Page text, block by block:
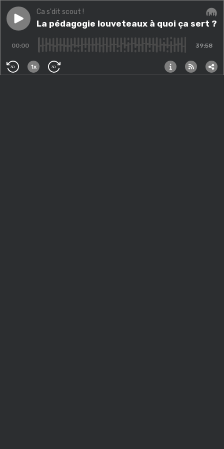
Play episodeLa pédagogie louveteaux à quoi ça sert ?
Ca s'dit scout !
La pédagogie louveteaux à quoi ça sert ?
00:00 39:58
30 1x 30